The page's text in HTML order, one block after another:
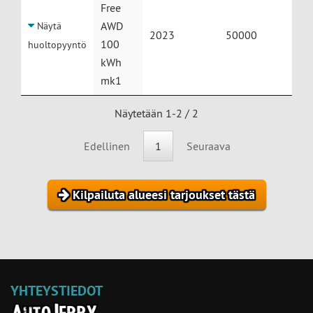
Näytä
huoltopyyntö
Free
AWD
100
kWh
mk1
2023 50000
Näytetään 1-2 / 2
Edellinen 1 Seuraava
Kilpailuta alueesi tarjoukset tästä
YHTEYSTIEDOT